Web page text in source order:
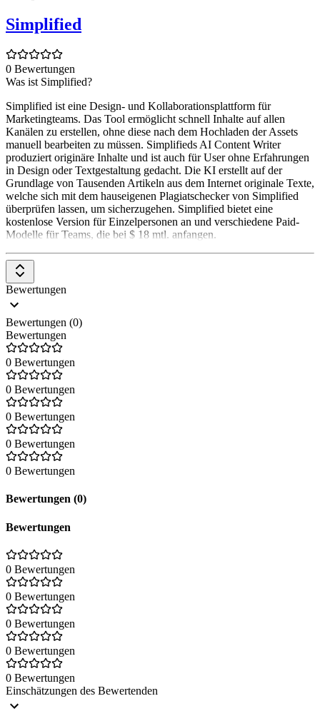
Simplified
0 Bewertungen
Was ist Simplified?
Simplified ist eine Design- und Kollaborationsplattform für
Marketingteams. Das Tool ermöglicht schnell Inhalte auf allen
Kanälen zu erstellen, ohne diese nach dem Hochladen der Assets
manuell bearbeiten zu müssen. Simplifieds AI Content Writer
produziert originäre Inhalte und ist auch für User ohne Erfahrungen
in Design oder Textgestaltung gedacht. Die KI erstellt auf der
Grundlage von Tausenden Artikeln aus dem Internet originale Texte,
welche sich mit dem hauseigenen Plagiatschecker von Simplified
überprüfen lassen, um sicherzugehen. Simplified bietet eine
kostenlose Version für Einzelpersonen an und verschiedene Paid-
Modelle für Teams, die bei $ 18 mtl. anfangen.
Bewertungen
Bewertungen (0)
Bewertungen
0 Bewertungen
0 Bewertungen
0 Bewertungen
0 Bewertungen
0 Bewertungen
Bewertungen (0)
Bewertungen
0 Bewertungen
0 Bewertungen
0 Bewertungen
0 Bewertungen
0 Bewertungen
Einschätzungen des Bewertenden